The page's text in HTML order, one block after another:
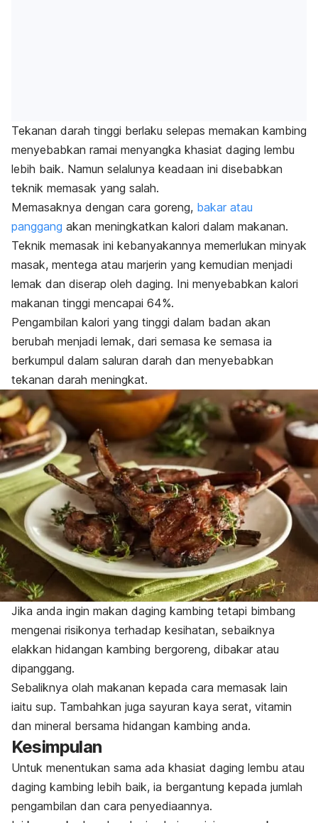
Tekanan darah tinggi berlaku selepas memakan kambing
menyebabkan ramai menyangka khasiat daging lembu
lebih baik. Namun selalunya keadaan ini disebabkan
teknik memasak yang salah.
Memasaknya dengan cara goreng, bakar atau
panggang akan meningkatkan kalori dalam makanan.
Teknik memasak ini kebanyakannya memerlukan minyak
masak, mentega atau marjerin yang kemudian menjadi
lemak dan diserap oleh daging. Ini menyebabkan kalori
makanan tinggi mencapai 64%.
Pengambilan kalori yang tinggi dalam badan akan
berubah menjadi lemak, dari semasa ke semasa ia
berkumpul dalam saluran darah dan menyebabkan
tekanan darah meningkat.
Jika anda ingin makan daging kambing tetapi bimbang
mengenai risikonya terhadap kesihatan, sebaiknya
elakkan hidangan kambing bergoreng, dibakar atau
dipanggang.
Sebaliknya olah makanan kepada cara memasak lain
iaitu sup. Tambahkan juga sayuran kaya serat, vitamin
dan mineral bersama hidangan kambing anda.
Kesimpulan
Untuk menentukan sama ada khasiat daging lembu atau
daging kambing lebih baik, ia bergantung kepada jumlah
pengambilan dan cara penyediaannya.